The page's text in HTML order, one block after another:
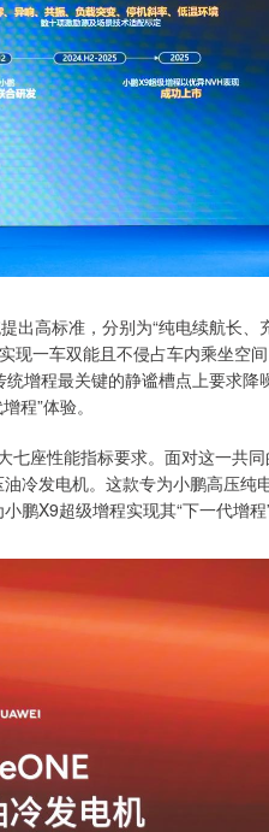
出高标准，分别为“纯电续航长、
现一车双能且不侵占车内乘坐空
增程最关键的静谧槽点上要求降
程”体验。
七座性能指标要求。面对这一共
冷发电机。这款专为小鹏高压纯
鹏X9超级增程实现其“下一代增程
14110.12 -34.08